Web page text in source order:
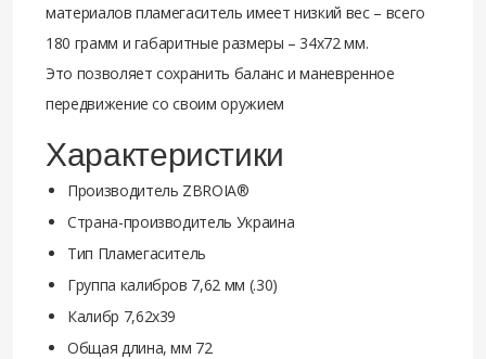
материалов пламегаситель имеет низкий вес – всего
180 грамм и габаритные размеры – 34х72 мм.
Это позволяет сохранить баланс и маневренное
передвижение со своим оружием
Характеристики
Производитель ZBROIA®
Страна-производитель Украина
Тип Пламегаситель
Группа калибров 7,62 мм (.30)
Калибр 7,62х39
Общая длина, мм 72